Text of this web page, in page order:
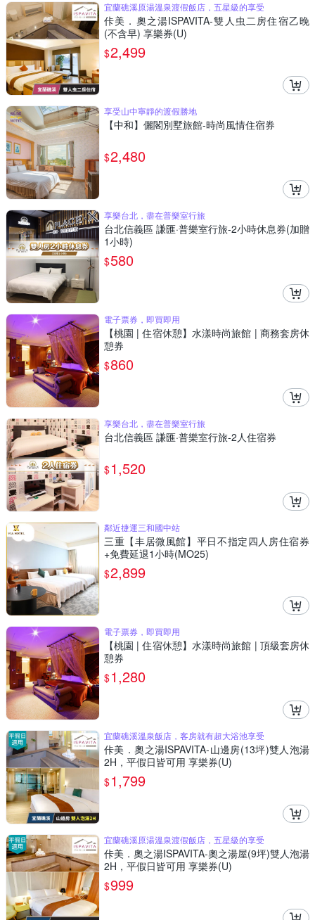
宜蘭礁溪原湯溫泉渡假飯店，五星級的享受
佧美．奧之湯ISPAVITA-雙人虫二房住宿乙晚
(不含早) 享樂券(U)
$2,499
享受山中寧靜的渡假勝地
【中和】儷閣別墅旅館-時尚風情住宿券
$2,480
享樂台北，盡在普樂室行旅
台北信義區 謙匯·普樂室行旅-2小時休息券(加贈
1小時)
$580
電子票券，即買即用
【桃園 | 住宿休憩】水漾時尚旅館 | 商務套房休
憩券
$860
享樂台北，盡在普樂室行旅
台北信義區 謙匯·普樂室行旅-2人住宿券
$1,520
鄰近捷運三和國中站
三重【丰居微風館】平日不指定四人房住宿券
+免費延退1小時(MO25)
$2,899
電子票券，即買即用
【桃園 | 住宿休憩】水漾時尚旅館 | 頂級套房休
憩券
$1,280
宜蘭礁溪溫泉飯店，客房就有超大浴池享受
佧美．奧之湯ISPAVITA-山邊房(13坪)雙人泡湯
2H，平假日皆可用 享樂券(U)
$1,799
宜蘭礁溪原湯溫泉渡假飯店，五星級的享受
佧美．奧之湯ISPAVITA-奧之湯屋(9坪)雙人泡湯
2H，平假日皆可用 享樂券(U)
$999